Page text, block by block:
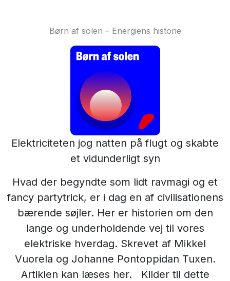
Børn af solen – Energiens historie
Elektriciteten jog natten på flugt og skabte
et vidunderligt syn
Hvad der begyndte som lidt ravmagi og et
fancy partytrick, er i dag en af civilisationens
bærende søjler. Her er historien om den
lange og underholdende vej til vores
elektriske hverdag. Skrevet af Mikkel
Vuorela og Johanne Pontoppidan Tuxen.
Artiklen kan læses her. Kilder til dette